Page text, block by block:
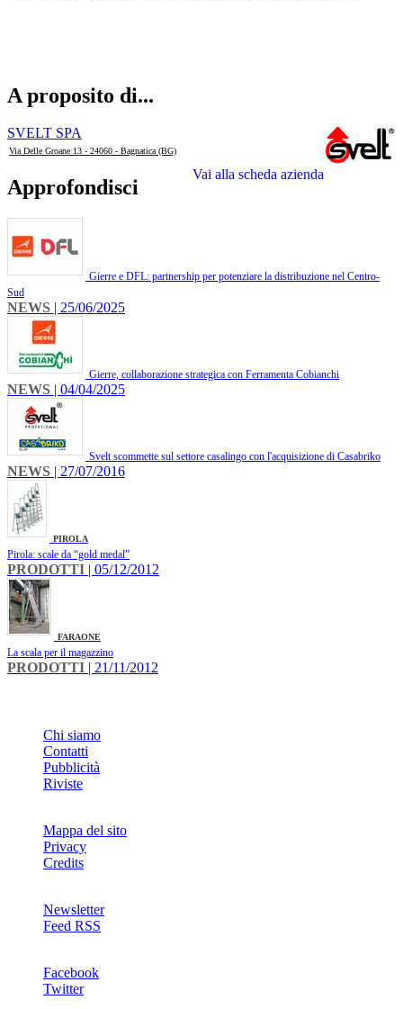
A proposito di...
SVELT SPA
Via Delle Groane 13 - 24060 - Bagnatica (BG)
Vai alla scheda azienda
Approfondisci
Gierre e DFL: partnership per potenziare la distribuzione nel Centro-
Sud
NEWS | 25/06/2025
Gierre, collaborazione strategica con Ferramenta Cobianchi
NEWS | 04/04/2025
Svelt scommette sul settore casalingo con l'acquisizione di Casabriko
NEWS | 27/07/2016
PIROLA
Pirola: scale da “gold medal”
PRODOTTI | 05/12/2012
FARAONE
La scala per il magazzino
PRODOTTI | 21/11/2012
Chi siamo
Contatti
Pubblicità
Riviste
Mappa del sito
Privacy
Credits
Newsletter
Feed RSS
Facebook
Twitter